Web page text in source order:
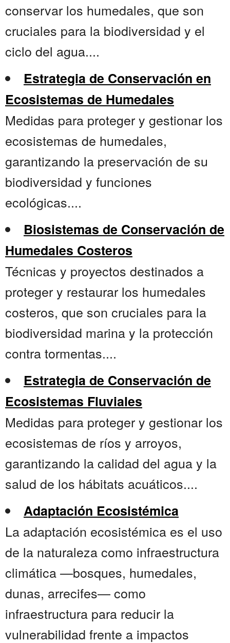
conservar los humedales, que son
cruciales para la biodiversidad y el
ciclo del agua....
Estrategia de Conservación en
Ecosistemas de Humedales
Medidas para proteger y gestionar los
ecosistemas de humedales,
garantizando la preservación de su
biodiversidad y funciones
ecológicas....
Biosistemas de Conservación de
Humedales Costeros
Técnicas y proyectos destinados a
proteger y restaurar los humedales
costeros, que son cruciales para la
biodiversidad marina y la protección
contra tormentas....
Estrategia de Conservación de
Ecosistemas Fluviales
Medidas para proteger y gestionar los
ecosistemas de ríos y arroyos,
garantizando la calidad del agua y la
salud de los hábitats acuáticos....
Adaptación Ecosistémica
La adaptación ecosistémica es el uso
de la naturaleza como infraestructura
climática —bosques, humedales,
dunas, arrecifes— como
infraestructura para reducir la
vulnerabilidad frente a impactos